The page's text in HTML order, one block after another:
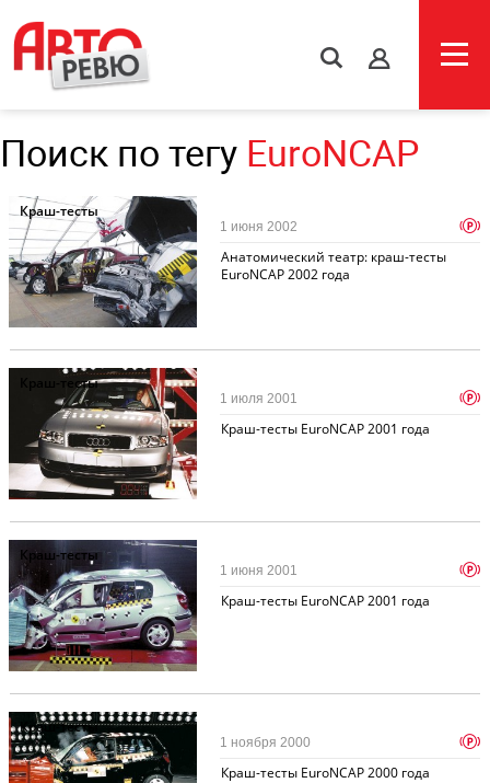
s
Поиск по тегу EuroNCAP
Краш-тесты
Анатомический театр: краш-тесты
EuroNCAP 2002 года
1 июня 2002 p
Краш-тесты
Краш-тесты EuroNCAP 2001 года
1 июля 2001 p
Краш-тесты
Краш-тесты EuroNCAP 2001 года
1 июня 2001 p
Краш-тесты
Краш-тесты EuroNCAP 2000 года
1 ноября 2000 p